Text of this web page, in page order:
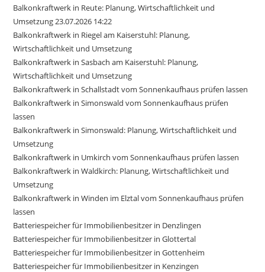
Balkonkraftwerk in Reute: Planung, Wirtschaftlichkeit und
Umsetzung 23.07.2026 14:22
Balkonkraftwerk in Riegel am Kaiserstuhl: Planung,
Wirtschaftlichkeit und Umsetzung
Balkonkraftwerk in Sasbach am Kaiserstuhl: Planung,
Wirtschaftlichkeit und Umsetzung
Balkonkraftwerk in Schallstadt vom Sonnenkaufhaus prüfen lassen
Balkonkraftwerk in Simonswald vom Sonnenkaufhaus prüfen
lassen
Balkonkraftwerk in Simonswald: Planung, Wirtschaftlichkeit und
Umsetzung
Balkonkraftwerk in Umkirch vom Sonnenkaufhaus prüfen lassen
Balkonkraftwerk in Waldkirch: Planung, Wirtschaftlichkeit und
Umsetzung
Balkonkraftwerk in Winden im Elztal vom Sonnenkaufhaus prüfen
lassen
Batteriespeicher für Immobilienbesitzer in Denzlingen
Batteriespeicher für Immobilienbesitzer in Glottertal
Batteriespeicher für Immobilienbesitzer in Gottenheim
Batteriespeicher für Immobilienbesitzer in Kenzingen